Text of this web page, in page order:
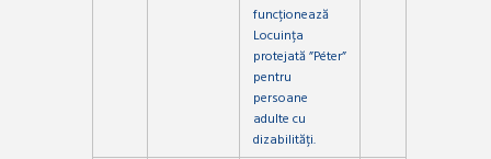
funcționează
Locuința
protejată ”Péter”
pentru
persoane
adulte cu
dizabilități.